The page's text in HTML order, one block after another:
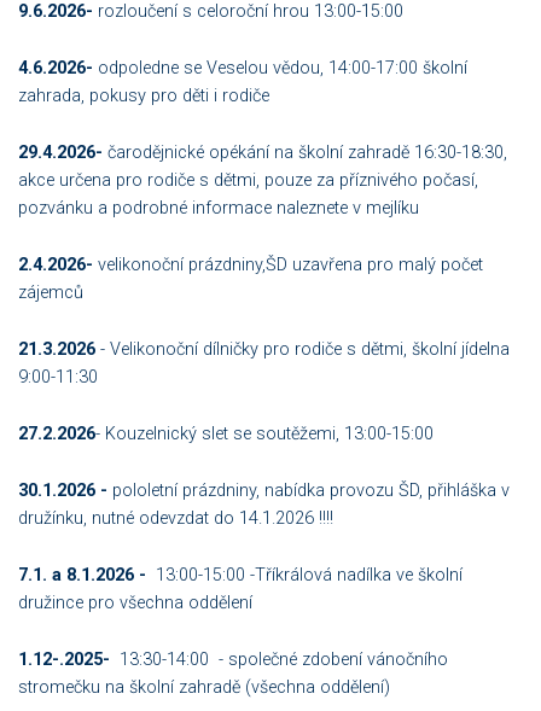
9.6.2026- rozloučení s celoroční hrou 13:00-15:00
4.6.2026- odpoledne se Veselou vědou, 14:00-17:00 školní
zahrada, pokusy pro děti i rodiče
29.4.2026- čarodějnické opékání na školní zahradě 16:30-18:30,
akce určena pro rodiče s dětmi, pouze za příznivého počasí,
pozvánku a podrobné informace naleznete v mejlíku
2.4.2026- velikonoční prázdniny,ŠD uzavřena pro malý počet
zájemců
21.3.2026 - Velikonoční dílničky pro rodiče s dětmi, školní jídelna
9:00-11:30
27.2.2026- Kouzelnický slet se soutěžemi, 13:00-15:00
30.1.2026 - pololetní prázdniny, nabídka provozu ŠD, přihláška v
družínku, nutné odevzdat do 14.1.2026 !!!!
7.1. a 8.1.2026 - 13:00-15:00 -Tříkrálová nadílka ve školní
družince pro všechna oddělení
1.12-.2025- 13:30-14:00 - společné zdobení vánočního
stromečku na školní zahradě (všechna oddělení)